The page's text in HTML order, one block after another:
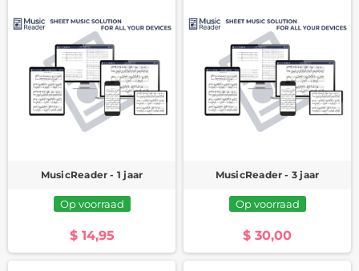
MusicReader - 1 jaar
Op voorraad
$ 14,95
MusicReader - 3 jaar
Op voorraad
$ 30,00